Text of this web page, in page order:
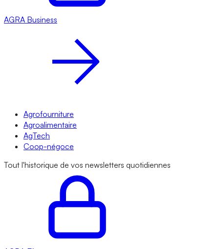
AGRA Business
Agrofourniture
Agroalimentaire
AgTech
Coop-négoce
Tout l'historique de vos newsletters quotidiennes